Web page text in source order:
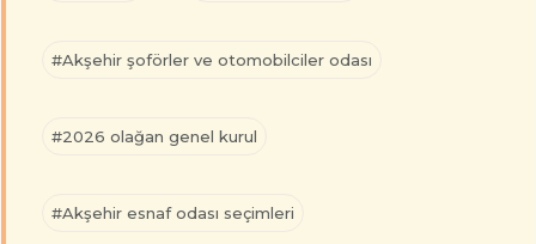
#Akşehir şoförler ve otomobilciler odası
#2026 olağan genel kurul
#Akşehir esnaf odası seçimleri